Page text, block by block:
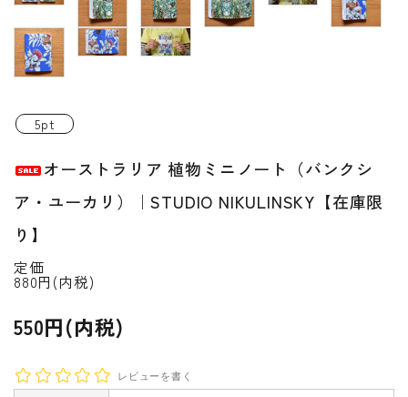
BLOG ブログ
INFORMATIOM
ご利用ガイド
ACCOUNT MENU
ようこそ ゲスト 様
meeting_room ログイン
5pt
オーストラリア 植物ミニノート（バンクシ
ア・ユーカリ）｜STUDIO NIKULINSKY【在庫限
り】
定価
880円(内税)
550円(内税)
レビューを書く